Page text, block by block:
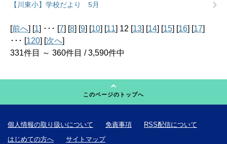
【川東小】学校だより 5月
[前へ] [1] ･･･ [7] [8] [9] [10] [11] 12 [13] [14] [15] [16] [17]
･･･ [120] [次へ]
331件目 ～ 360件目 / 3,590件中
このページのトップへ
個人情報の取り扱いについて 免責事項
RSS配信について
はじめての方へ
サイトマップ